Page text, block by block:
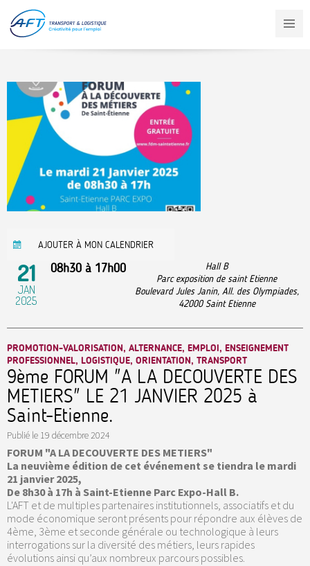
contenu
principal
AJOUTER À MON CALENDRIER
21
JAN
2025
08h30 à 17h00
Hall B
Parc exposition de saint Etienne
Boulevard Jules Janin, All. des Olympiades,
42000 Saint Etienne
PROMOTION-VALORISATION, ALTERNANCE, EMPLOI, ENSEIGNEMENT
PROFESSIONNEL, LOGISTIQUE, ORIENTATION, TRANSPORT
9ème FORUM "A LA DECOUVERTE DES
METIERS" LE 21 JANVIER 2025 à
Saint-Etienne.
Publié le 19 décembre 2024
FORUM "A LA DECOUVERTE DES METIERS"
La neuvième édition de cet événement se tiendra le mardi
21 janvier 2025,
De 8h30 à 17h à Saint-Etienne Parc Expo-Hall B.
L'AFT et de multiples partenaires institutionnels, associatifs et du
mode économique seront présents pour répondre aux élèves de
4ème, 3ème et seconde générale ou technologique à leurs
interrogations sur la diversité des métiers, leurs rapides
évolutions ainsi qu’aux nombreux parcours possibles.